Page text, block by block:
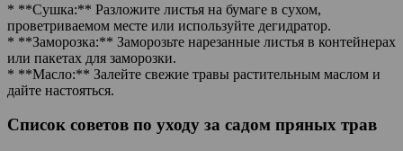
* **Сушка:** Разложите листья на бумаге в сухом,
проветриваемом месте или используйте дегидратор.
* **Заморозка:** Заморозьте нарезанные листья в контейнерах
или пакетах для заморозки.
* **Масло:** Залейте свежие травы растительным маслом и
дайте настояться.
Список советов по уходу за садом пряных трав